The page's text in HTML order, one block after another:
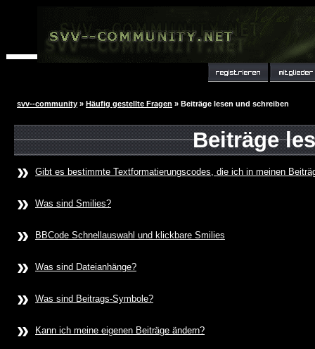
svv--community » Häufig gestellte Fragen » Beiträge lesen und schreiben
Beiträge
»
Gibt es bestimmte Textformatierungscodes, die ich in meinen
» Was sind Smilies?
» BBCode Schnellauswahl und klickbare Smilies
» Was sind Dateianhänge?
» Was sind Beitrags-Symbole?
» Kann ich meine eigenen Beiträge ändern?